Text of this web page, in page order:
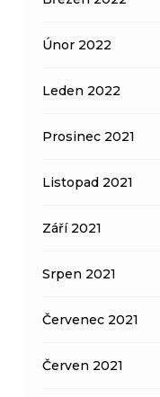
Únor 2022
Leden 2022
Prosinec 2021
Listopad 2021
Září 2021
Srpen 2021
Červenec 2021
Červen 2021